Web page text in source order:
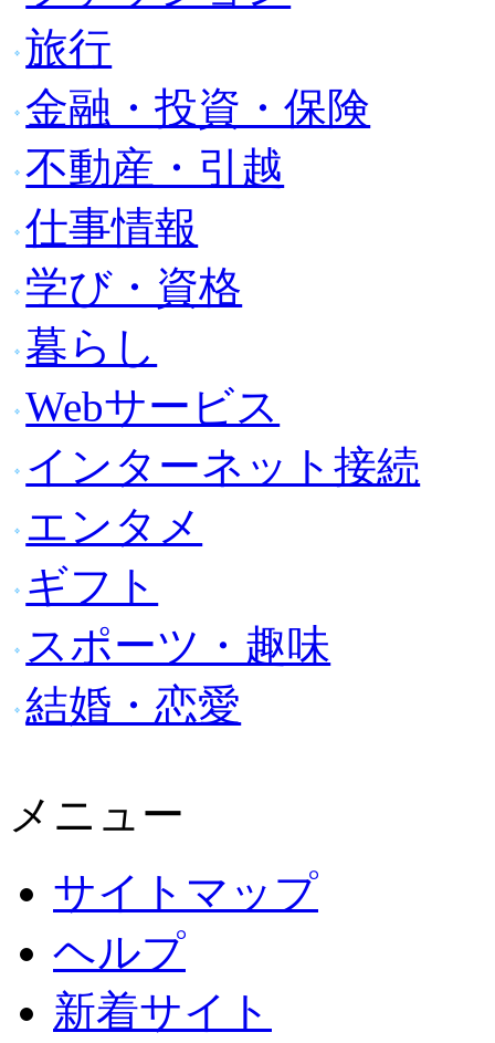
旅行
金融・投資・保険
不動産・引越
仕事情報
学び・資格
暮らし
Webサービス
インターネット接続
エンタメ
ギフト
スポーツ・趣味
結婚・恋愛
メニュー
サイトマップ
ヘルプ
新着サイト